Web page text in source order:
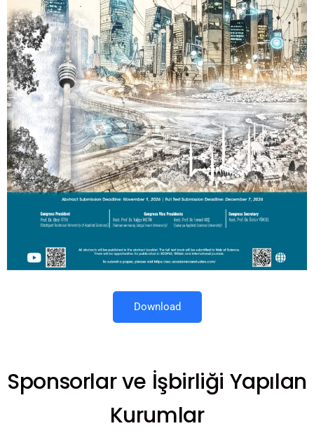
Download
Sponsorlar ve İşbirliği Yapılan
Kurumlar